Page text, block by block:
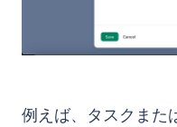
例えば、タスクまた